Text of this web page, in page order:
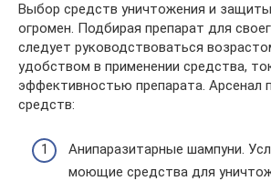
Выбор средств уничтожения и
огромен. Подбирая препарат для
следует руководствоваться
удобством в применении средства,
эффективностью препарата. Арсенал
средств:
Анипаразитарные шампуни.
моющие средства для